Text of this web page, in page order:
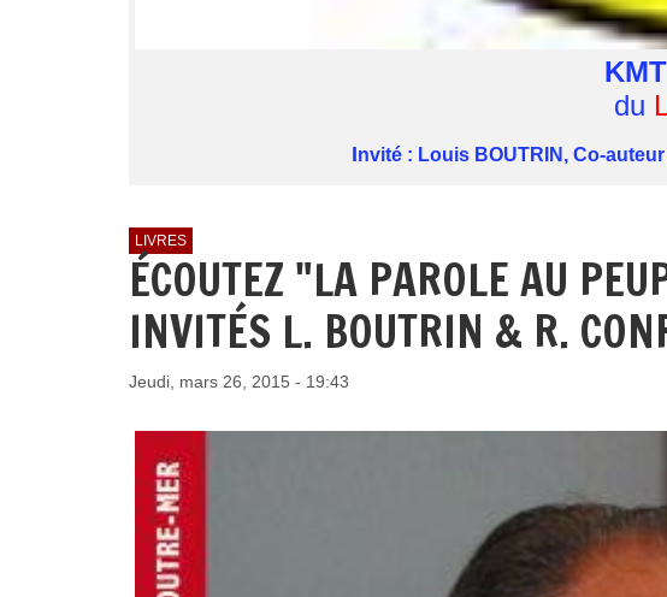
du
Invité : Louis BOUTRIN, Co-
LIVRES
ÉCOUTEZ "LA PAROLE AU
INVITÉS L. BOUTRIN & R.
Jeudi, mars 26, 2015 - 19:43